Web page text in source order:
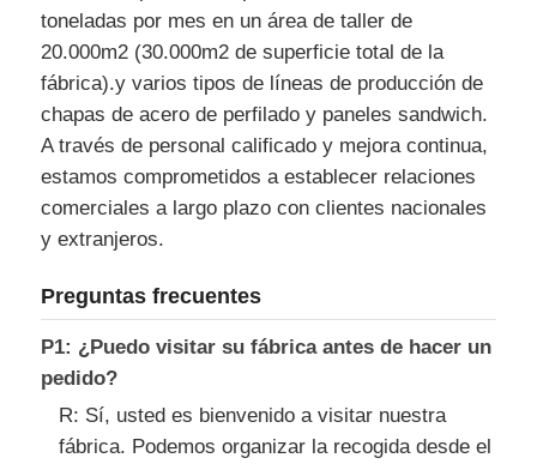
toneladas por mes en un área de taller de
20.000m2 (30.000m2 de superficie total de la
fábrica).y varios tipos de líneas de producción de
chapas de acero de perfilado y paneles sandwich.
A través de personal calificado y mejora continua,
estamos comprometidos a establecer relaciones
comerciales a largo plazo con clientes nacionales
y extranjeros.
Preguntas frecuentes
P1: ¿Puedo visitar su fábrica antes de hacer un
pedido?
R: Sí, usted es bienvenido a visitar nuestra
fábrica. Podemos organizar la recogida desde el